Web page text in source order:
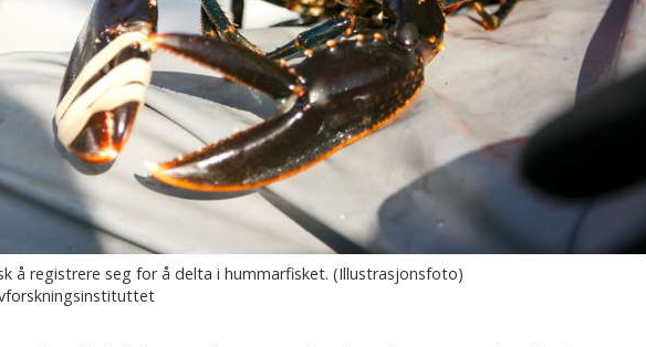
å registrere seg for å delta i hummarfisket. (Illustrasjonsfoto)